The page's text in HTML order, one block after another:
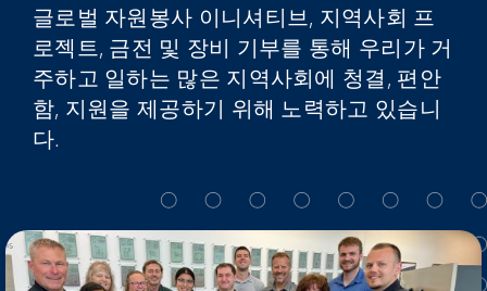
글로벌 자원봉사 이니셔티브, 지역사회 프
로젝트, 금전 및 장비 기부를 통해 우리가 거
주하고 일하는 많은 지역사회에 청결, 편안
함, 지원을 제공하기 위해 노력하고 있습니
다.